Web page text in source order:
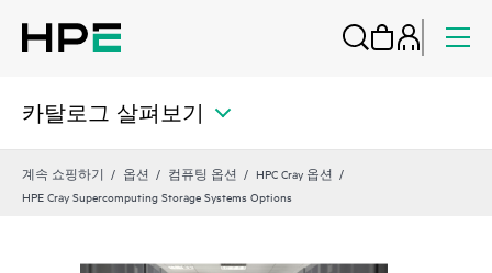
카탈로그 살펴보기
계속 쇼핑하기 옵션 컴퓨팅 옵션
HPC Cray 옵션
HPE Cray Supercomputing Storage Systems Options